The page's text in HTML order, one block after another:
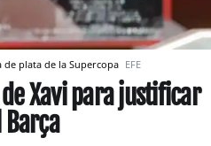
plata de la Supercopa EFE
Xavi para justificar
Barça